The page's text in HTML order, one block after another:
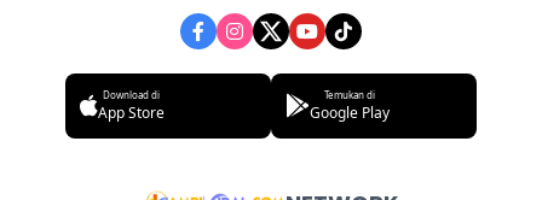
Download di
App Store
Temukan di
Google Play